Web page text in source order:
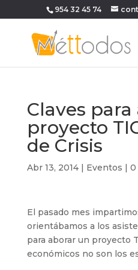
954 32 45 74
Claves
proyecto
de Crisis
Abr 13, 2014| Eventos | 0
El pasado mes
orientábamos a los
para aborar un proyecto
económicos no son los